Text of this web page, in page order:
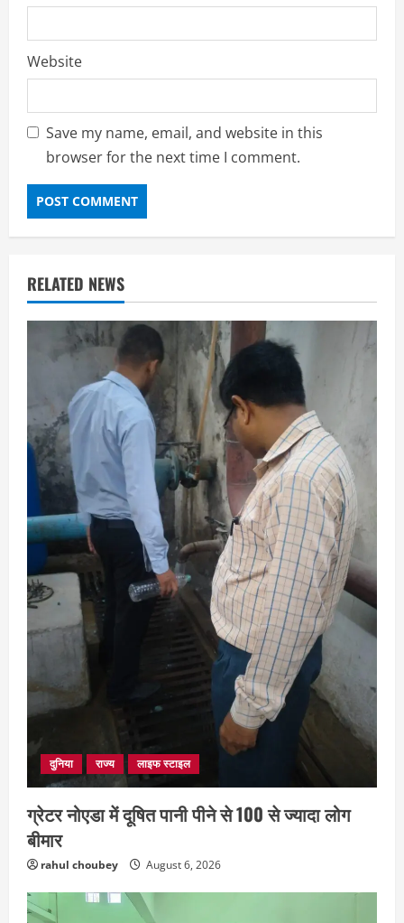
Website
Save my name, email, and website in this
browser for the next time I comment.
RELATED NEWS
दुनिया राज्य लाइफ स्टाइल
ग्रेटर नोएडा में दूषित पानी पीने से 100 से ज्यादा लोग
बीमार
rahul choubey August 6, 2026